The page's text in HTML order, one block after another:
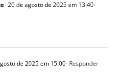
20 de agosto de 2025 em 13:40-
de 2025 em 15:00- Responder